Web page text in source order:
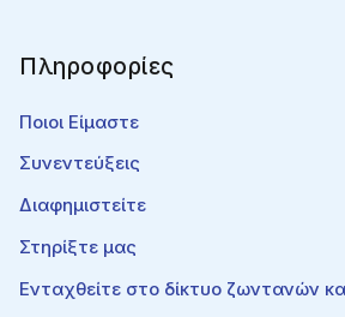
Πληροφορίες
Ποιοι Είμαστε
Συνεντεύξεις
Διαφημιστείτε
Στηρίξτε μας
Ενταχθείτε στο δίκτυο ζωντανών